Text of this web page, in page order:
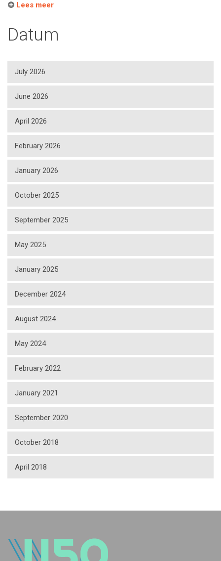
Lees meer
Datum
July 2026
June 2026
April 2026
February 2026
January 2026
October 2025
September 2025
May 2025
January 2025
December 2024
August 2024
May 2024
February 2022
January 2021
September 2020
October 2018
April 2018